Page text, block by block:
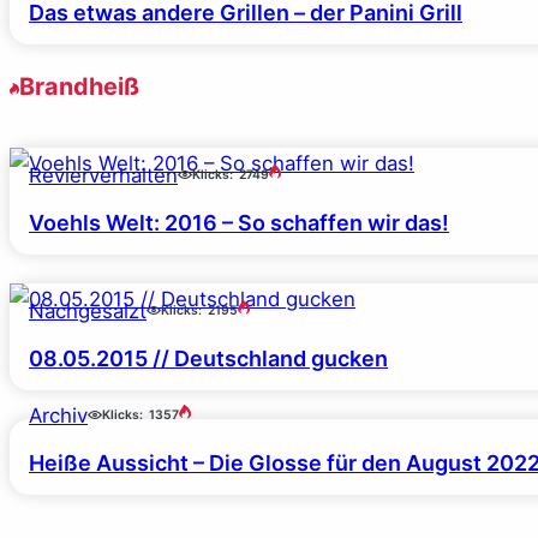
Das etwas andere Grillen – der Panini Grill
Brandheiß
Revierverhalten Klicks: 2749
Voehls Welt: 2016 – So schaffen wir das!
Nachgesalzt Klicks: 2195
08.05.2015 // Deutschland gucken
Archiv Klicks: 1357
Heiße Aussicht – Die Glosse für den August